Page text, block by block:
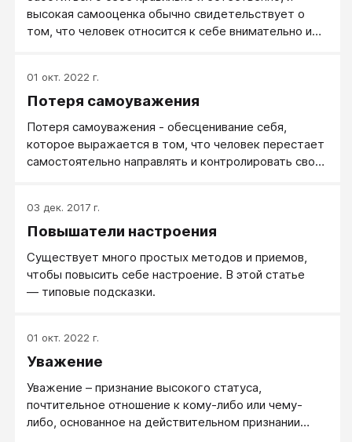
высокая самооценка обычно свидетельствует о
том, что человек относится к себе внимательно и
01 окт. 2022 г.
Потеря самоуважения
Потеря самоуважения - обесценивание себя,
которое выражается в том, что человек перестает
самостоятельно направлять и контролировать свои
идут вразрез с его желаниями, делает возможным,
когда другие не считаются с его чувствами.
03 дек. 2017 г.
Повышатели настроения
Существует много простых методов и приемов,
чтобы повысить себе настроение. В этой статье
— типовые подсказки.
01 окт. 2022 г.
Уважение
Уважение – признание высокого статуса,
почтительное отношение к кому-либо или чему-
либо, основанное на действительном признании